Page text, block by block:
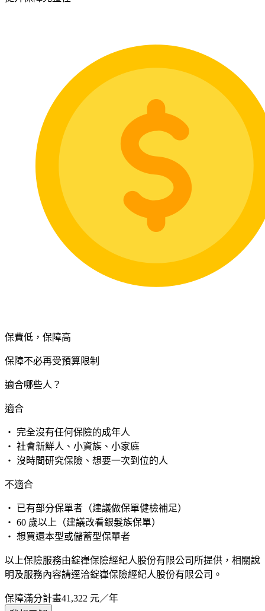
保費低，保障高
保障不必再受預算限制
適合哪些人？
適合
・ 完全沒有任何保險的成年人
・ 社會新鮮人、小資族、小家庭
・ 沒時間研究保險、想要一次到位的人
不適合
・ 已有部分保單者（建議做保單健檢補足）
・ 60 歲以上（建議改看銀髮族保單）
・ 想買還本型或儲蓄型保單者
以上保險服務由錠嵂保險經紀人股份有限公司所提供，相關說
明及服務內容請逕洽錠嵂保險經紀人股份有限公司。
保障滿分計畫41,322 元／年